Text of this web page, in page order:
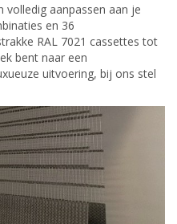
volledig aanpassen aan je
en 36
RAL 7021 cassettes tot
bent naar een
uitvoering, bij ons stel